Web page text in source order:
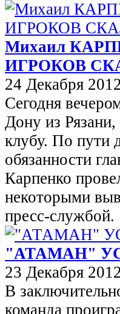
Михаил
ИГРОКОВ
24 Декабря 2012
Сегодня
Дону из
клубу. По пути
обязанности
Карпенко
некоторыми
пресс-службой.
"АТАМАН"
23 Декабря 2012
В
команда